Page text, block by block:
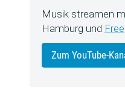
Musik streamen
Hamburg und
Zum YouTube-